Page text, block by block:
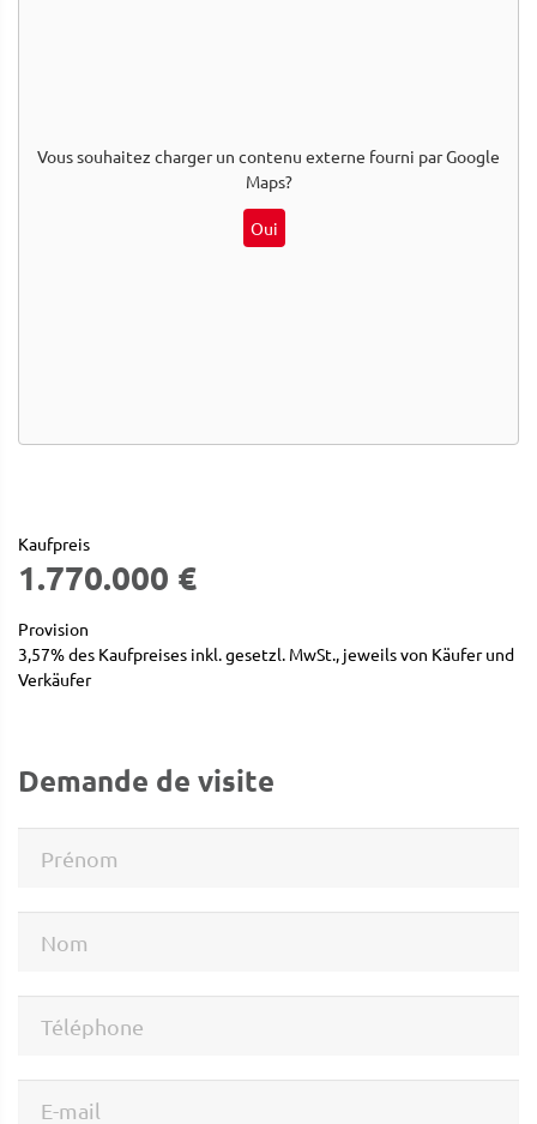
Vous souhaitez charger un contenu externe fourni parGoogle
Maps?
Oui
Kaufpreis
1.770.000 €
Provision
3,57% des Kaufpreises inkl. gesetzl. MwSt., jeweils von Käufer und
Verkäufer
Demande de visite
Prénom
Nom
Téléphone
E-mail